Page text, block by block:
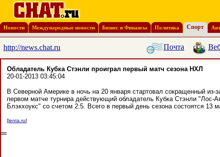
Новости Международные новости Бизнес и Финансы Политика Спорт
http://news.chat.ru Почта
Обладатель Кубка Стэнли проиграл первый матч сезона НХЛ
20-01-2013 03:45:04
В Северной Америке в ночь на 20 января стартовал сокращенный из-
первом матче турнира действующий обладатель Кубка Стэнли "Лос-
Блэкхоукс" со счетом 2:5. Всего в первый день сезона состоятся 13
[lenta.ru]
═